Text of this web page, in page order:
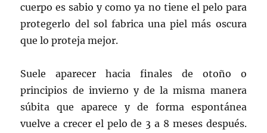
cuerpo es sabio y como ya no tiene el pelo para
protegerlo del sol fabrica una piel más oscura
que lo proteja mejor.
Suele aparecer hacia finales de otoño o
principios de invierno y de la misma manera
súbita que aparece y de forma espontánea
vuelve a crecer el pelo de 3 a 8 meses después.